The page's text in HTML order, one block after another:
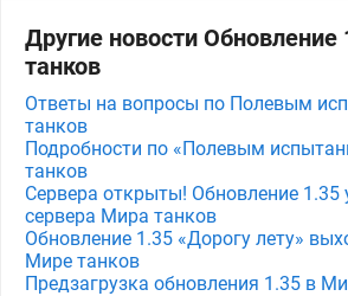
Другие новости
танков
Ответы на вопросы по Полевым
танков
Подробности по «Полевым
танков
Сервера открыты! Обновление 1.35
сервера Мира танков
Обновление 1.35 «Дорогу лету»
Мире танков
Предзагрузка обновления 1.35 в